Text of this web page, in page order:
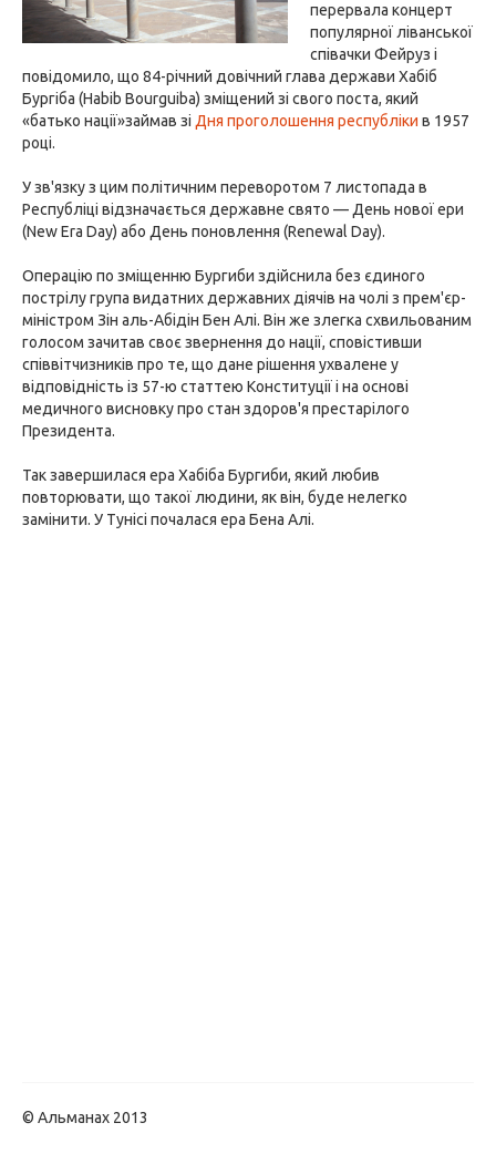
перервала концерт
популярної ліванської
співачки Фейруз і
повідомило, що 84-річний довічний глава держави Хабіб
Бургіба (Habib Bourguiba) зміщений зі свого поста, який
«батько нації»займав зі Дня проголошення республіки в 1957
році.
У зв'язку з цим політичним переворотом 7 листопада в
Республіці відзначається державне свято — День нової ери
(New Era Day) або День поновлення (Renewal Day).
Операцію по зміщенню Бургиби здійснила без єдиного
пострілу група видатних державних діячів на чолі з прем'єр-
міністром Зін аль-Абідін Бен Алі. Він же злегка схвильованим
голосом зачитав своє звернення до нації, сповістивши
співвітчизників про те, що дане рішення ухвалене у
відповідність із 57-ю статтею Конституції і на основі
медичного висновку про стан здоров'я престарілого
Президента.
Так завершилася ера Хабіба Бургиби, який любив
повторювати, що такої людини, як він, буде нелегко
замінити. У Тунісі почалася ера Бена Алі.
© Альманах 2013